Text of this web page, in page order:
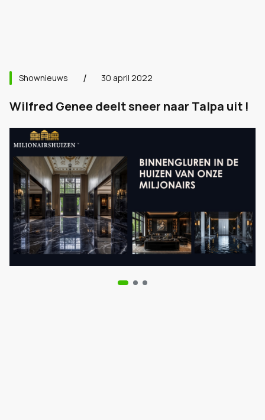
Shownieuws 30 april 2022
Wilfred Genee deelt sneer naar Talpa uit !